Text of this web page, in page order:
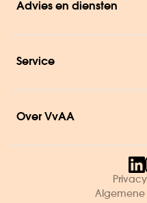
Advies en diensten
Service
Over VvAA